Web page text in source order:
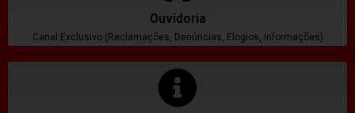
Ouvidoria
Canal Exclusivo (Reclamações, Denúncias, Elogios, Informações)